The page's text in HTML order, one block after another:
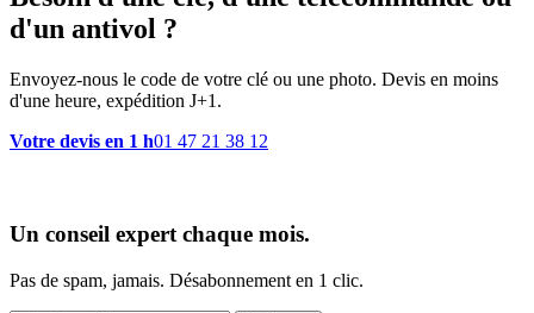
d'un antivol ?
Envoyez-nous le code de votre clé ou une photo. Devis en moins
d'une heure, expédition J+1.
Votre devis en 1 h01 47 21 38 12
Un conseil expert chaque mois.
Pas de spam, jamais. Désabonnement en 1 clic.